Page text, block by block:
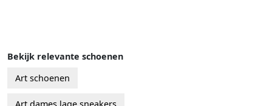
Bekijk relevante schoenen
Art schoenen